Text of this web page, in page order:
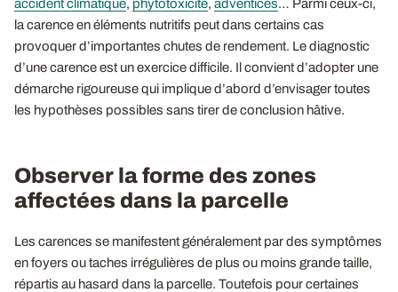
accident climatique, phytotoxicité, adventices… Parmi ceux-ci,
la carence en éléments nutritifs peut dans certains cas
provoquer d’importantes chutes de rendement. Le diagnostic
d’une carence est un exercice difficile. Il convient d’adopter une
démarche rigoureuse qui implique d’abord d’envisager toutes
les hypothèses possibles sans tirer de conclusion hâtive.
Observer la forme des zones
affectées dans la parcelle
Les carences se manifestent généralement par des symptômes
en foyers ou taches irrégulières de plus ou moins grande taille,
répartis au hasard dans la parcelle. Toutefois pour certaines